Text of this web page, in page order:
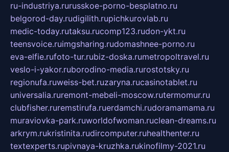
ru-industriya.rurusskoe-porno-besplatno.ru
belgorod-day.rudigilith.rupichkurovlab.ru
medic-today.rutaksu.rucomp123.rudon-ykt.ru
teensvoice.ruimgsharing.rudomashnee-porno.ru
eva-elfie.rufoto-tur.rubiz-doska.rumetropoltravel.ru
veslo-i-yakor.ruborodino-media.rurostotsky.ru
regionufa.ruweiss-bet.ruzaryna.rucasinotablet.ru
universalia.ruremont-mebeli-moscow.rutermomur.ru
clubfisher.ruremstirufa.ruerdamchi.rudoramamama.ru
muraviovka-park.ruworldofwoman.ruclean-dreams.ru
arkrym.rukristinita.rudircomputer.ruhealthenter.ru
textexperts.rupivnaya-kruzhka.rukinofilmy-2021.ru